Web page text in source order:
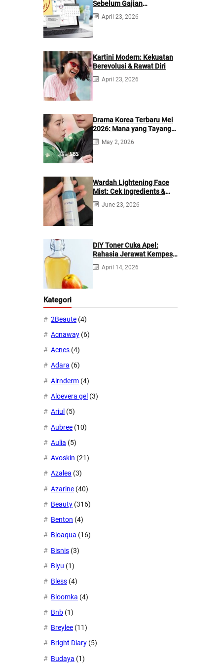
Sebelum Gajian
Berikutnya
April 23, 2026
Kartini Modern: Kekuatan
Berevolusi & Rawat Diri
April 23, 2026
Drama Korea Terbaru Mei
2026: Mana yang Tayang
di Netflix?
May 2, 2026
Wardah Lightening Face
Mist: Cek Ingredients &
Manfaatnya
June 23, 2026
DIY Toner Cuka Apel:
Rahasia Jerawat Kempes
dalam 2 Hari!
April 14, 2026
Kategori
2Beaute (4)
Acnaway (6)
Acnes (4)
Adara (6)
Airnderm (4)
Aloevera gel (3)
Ariul (5)
Aubree (10)
Aulia (5)
Avoskin (21)
Azalea (3)
Azarine (40)
Beauty (316)
Benton (4)
Bioaqua (16)
Bisnis (3)
Biyu (1)
Bless (4)
Bloomka (4)
Bnb (1)
Breylee (11)
Bright Diary (5)
Budaya (1)